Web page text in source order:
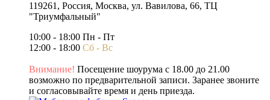
119261, Россия, Москва, ул. Вавилова, 66, ТЦ
"Триумфальный"
10:00 - 18:00 Пн - Пт
12:00 - 18:00 Сб - Вс
Внимание! Посещение шоурума с 18.00 до 21.00
возможно по предварительной записи. Заранее звоните
и согласовывайте время и день приезда.